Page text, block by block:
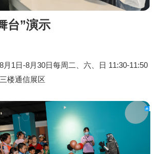
台”演示
月1日-8月30日每周二、六、日 11:30-11:50
楼通信展区